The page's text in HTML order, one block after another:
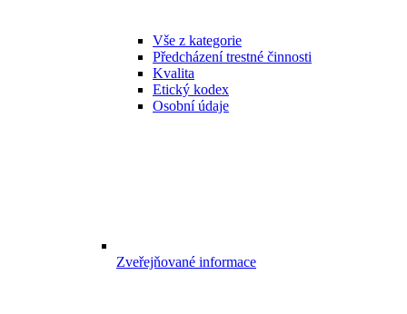
Vše z kategorie
Předcházení trestné činnosti
Kvalita
Etický kodex
Osobní údaje
Zveřejňované informace